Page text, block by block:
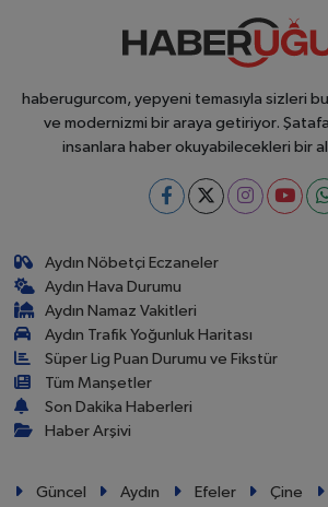
haberugurcom, yepyeni temasıyla sizleri
ve modernizmi bir araya getiriyor.
insanlara haber okuyabilecekleri bir
Aydın Nöbetçi Eczaneler
Aydın Hava Durumu
Aydın Namaz Vakitleri
Aydın Trafik Yoğunluk Haritası
Süper Lig Puan Durumu ve Fikstür
Tüm Manşetler
Son Dakika Haberleri
Haber Arşivi
Güncel Aydın Efeler Çine